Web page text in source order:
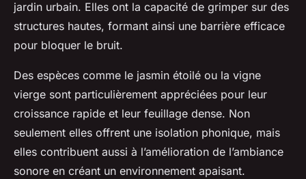
jardin urbain. Elles ont la capacité de grimper sur des
structures hautes, formant ainsi une barrière efficace
pour bloquer le bruit.
Des espèces comme le jasmin étoilé ou la vigne
vierge sont particulièrement appréciées pour leur
croissance rapide et leur feuillage dense. Non
seulement elles offrent une isolation phonique, mais
elles contribuent aussi à l’amélioration de l’ambiance
sonore en créant un environnement apaisant.